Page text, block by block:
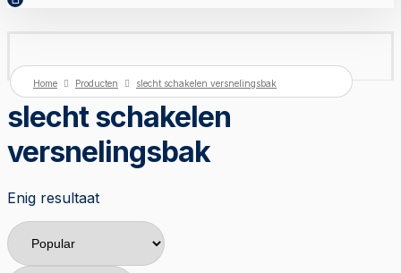
Home Producten slecht schakelen versnelingsbak
slecht schakelen
versnelingsbak
Enig resultaat